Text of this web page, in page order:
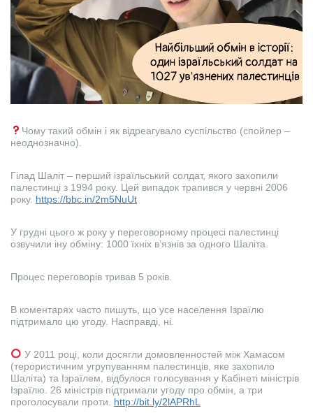
Чому такий обмін і як відреагувало суспільство (спойлер –
неоднозначно).
Гілад Шаліт – перший ізраїльський солдат, якого захопили
палестинці з 1994 року. Цей випадок трапився у червні 2006
року. https://bbc.in/2m5NuUt
У грудні цього ж року у переговорному процесі палестинці
озвучили іну обміну: 1000 їхніх в’язнів за одного Шаліта.
Процес переговорів тривав 5 років.
В коментарях часто пишуть, що усе населення Ізраїлю
підтримало цю угоду. Насправді, ні.
У 2011 році, коли досягли домовленностей між Хамасом
(терористичним угрупуванням палестинців, яке захопило
Шаліта) та Ізраїлем, відбулося голосування у Кабінеті міністрів
Ізраїлю. 26 міністрів підтримали угоду про обмін, а три
проголосували проти. http://bit.ly/2lAPRhL